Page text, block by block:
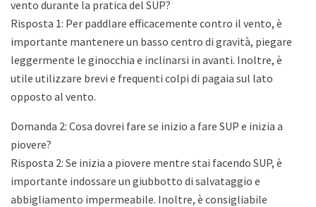
vento durante la pratica del SUP?
Risposta 1: Per paddlare efficacemente contro il vento, è
importante mantenere un basso centro di gravità, piegare
leggermente le ginocchia e inclinarsi in avanti. Inoltre, è
utile utilizzare brevi e frequenti colpi di pagaia sul lato
opposto al vento.
Domanda 2: Cosa dovrei fare se inizio a fare SUP e inizia a
piovere?
Risposta 2: Se inizia a piovere mentre stai facendo SUP, è
importante indossare un giubbotto di salvataggio e
abbigliamento impermeabile. Inoltre, è consigliabile